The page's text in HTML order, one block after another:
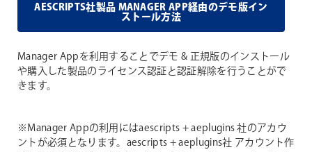
AESCRIPTS社製品 MANAGER APP経由のデモ版イン
ストール方法
Manager Appを利用することでデモ & 正規版のインストール
や購入した製品のライセンス認証と認証解除を行うことがで
きます。
※Manager Appの利用にはaescripts + aeplugins 社のアカウ
ントが必須となります。aescripts + aeplugins社 アカウント作